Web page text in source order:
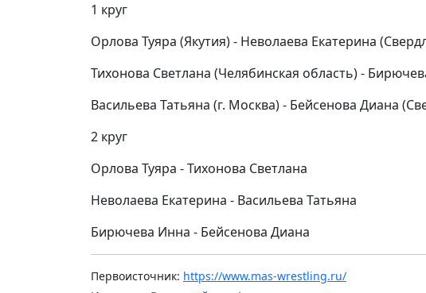
1 круг
Орлова Туяра (Якутия) - Неволаева Екатерина
Тихонова Светлана (Челябинская область) -
Васильева Татьяна (г. Москва) - Бейсенова Диана
2 круг
Орлова Туяра - Тихонова Светлана
Неволаева Екатерина - Васильева Татьяна
Бирючева Инна - Бейсенова Диана
Первоисточник: https://www.mas-wrestling.ru/